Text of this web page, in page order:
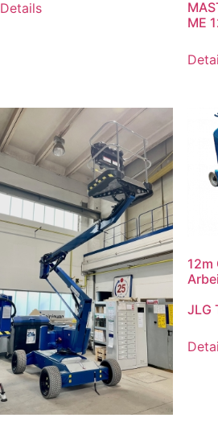
Details
ME
12m
JLG